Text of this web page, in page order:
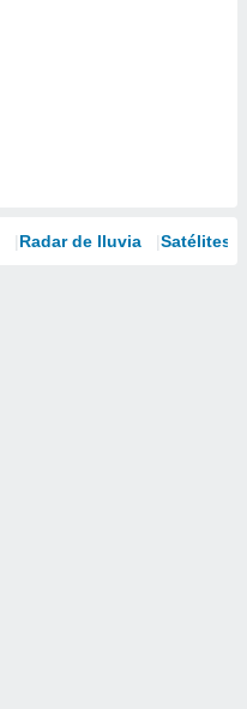
Radar de lluvia Satélites